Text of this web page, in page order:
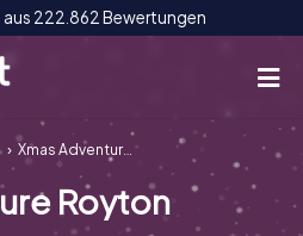
222.862 Bewertungen
Xmas Adventure Royton
Royton